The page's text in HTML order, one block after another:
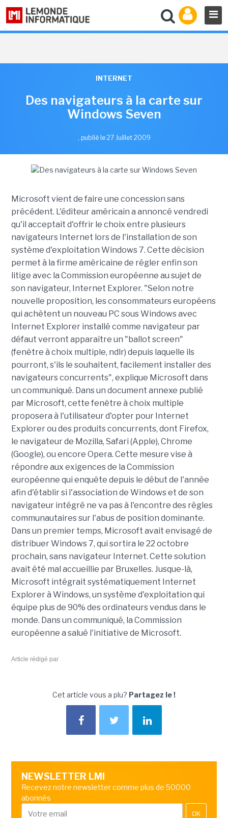
INTERNET
Des navigateurs à la carte sur
Windows Seven
, publié le 27 Juillet 2009
Microsoft vient de faire une concession sans
précédent. L'éditeur américain a annoncé vendredi
qu'il acceptait d'offrir le choix entre plusieurs
navigateurs Internet lors de l'installation de son
système d'exploitation Windows 7. Cette décision
permet à la firme américaine de régler enfin son
litige avec la Commission européenne au sujet de
son navigateur, Internet Explorer. "Selon notre
nouvelle proposition, les consommateurs européens
qui achètent un nouveau PC sous Windows avec
Internet Explorer installé comme navigateur par
défaut verront apparaître un "ballot screen"
(fenêtre à choix multiple, ndlr) depuis laquelle ils
pourront, s'ils le souhaitent, facilement installer des
navigateurs concurrents", explique Microsoft dans
un communiqué. Dans un document annexe publié
par Microsoft, cette fenêtre à choix multiple
proposera à l'utilisateur d'opter pour Internet
Explorer ou des produits concurrents, dont Firefox,
le navigateur de Mozilla, Safari (Apple), Chrome
(Google), ou encore Opera. Cette mesure vise à
répondre aux exigences de la Commission
européenne qui enquête depuis le début de l'année
afin d'établir si l'association de Windows et de son
navigateur intégré ne va pas à l'encontre des règles
communautaires sur l'abus de position dominante.
Dans un premier temps, Microsoft avait envisagé de
distribuer Windows 7, qui sortira le 22 octobre
prochain, sans navigateur Internet. Cette solution
avait été mal accueillie par Bruxelles. Jusque-là,
Microsoft intégrait systématiquement Internet
Explorer à Windows, un système d'exploitation qui
équipe plus de 90% des ordinateurs vendus dans le
monde. Dans un communiqué, la Commission
européenne a salué l'initiative de Microsoft.
Article rédigé par
Cet article vous a plu? Partagez le !
NEWSLETTER LMI
Recevez notre newsletter comme plus de 50000
abonnés
OK